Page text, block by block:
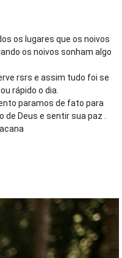
os lugares que os noivos
os noivos sonham algo
rsrs e assim tudo foi se
rápido o dia.
paramos de fato para
Deus e sentir sua paz .